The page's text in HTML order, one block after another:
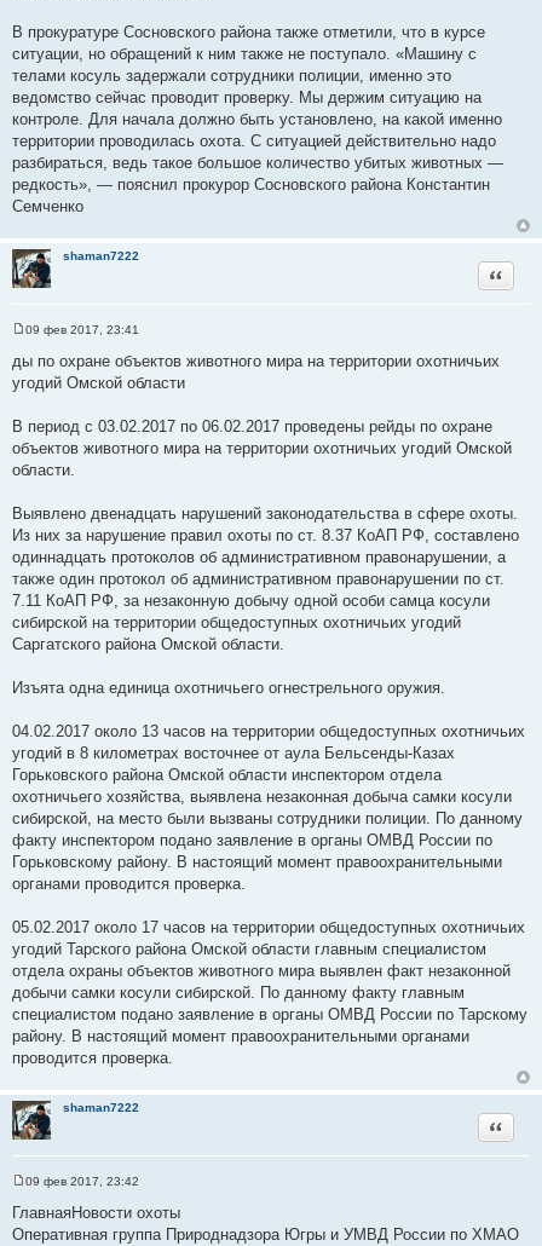
В прокуратуре Сосновского района также отметили, что в курсе
ситуации, но обращений к ним также не поступало. «Машину с
телами косуль задержали сотрудники полиции, именно это
ведомство сейчас проводит проверку. Мы держим ситуацию на
контроле. Для начала должно быть установлено, на какой именно
территории проводилась охота. С ситуацией действительно надо
разбираться, ведь такое большое количество убитых животных —
редкость», — пояснил прокурор Сосновского района Константин
Семченко
shaman7222
Цитата
о
б
н
и
е
09 фев 2017, 23:41
ды по охране объектов животного мира на территории охотничьих
угодий Омской области
В период с 03.02.2017 по 06.02.2017 проведены рейды по охране
объектов животного мира на территории охотничьих угодий Омской
области.
Выявлено двенадцать нарушений законодательства в сфере охоты.
Из них за нарушение правил охоты по ст. 8.37 КоАП РФ, составлено
одиннадцать протоколов об административном правонарушении, а
также один протокол об административном правонарушении по ст.
7.11 КоАП РФ, за незаконную добычу одной особи самца косули
сибирской на территории общедоступных охотничьих угодий
Саргатского района Омской области.
Изъята одна единица охотничьего огнестрельного оружия.
04.02.2017 около 13 часов на территории общедоступных охотничьих
угодий в 8 километрах восточнее от аула Бельсенды-Казах
Горьковского района Омской области инспектором отдела
охотничьего хозяйства, выявлена незаконная добыча самки косули
сибирской, на место были вызваны сотрудники полиции. По данному
факту инспектором подано заявление в органы ОМВД России по
Горьковскому району. В настоящий момент правоохранительными
органами проводится проверка.
05.02.2017 около 17 часов на территории общедоступных охотничьих
угодий Тарского района Омской области главным специалистом
отдела охраны объектов животного мира выявлен факт незаконной
добычи самки косули сибирской. По данному факту главным
специалистом подано заявление в органы ОМВД России по Тарскому
району. В настоящий момент правоохранительными органами
проводится проверка.
shaman7222
Цитата
о
б
09 фев 2017, 23:42
ГлавнаяНовости охоты
Оперативная группа Природнадзора Югры и УМВД России по ХМАО